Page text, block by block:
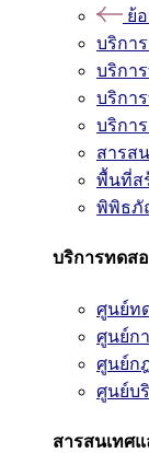
ย้
บริกา
บริกา
บริกา
บริกา
สารส
พื้นที่ส
พิพิธ
บริการทดส
ศูนย์ท
ศูนย์ก
ศูนย์ก
ศูนย์บ
สารสนเทศ